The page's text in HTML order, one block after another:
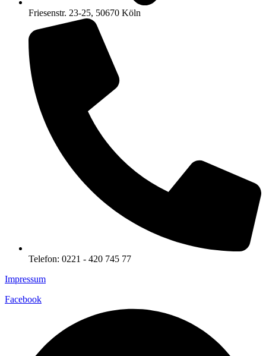
Friesenstr. 23-25, 50670 Köln
Telefon: 0221 - 420 745 77
Impressum
Facebook